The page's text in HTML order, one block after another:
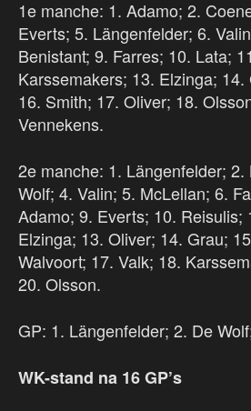
1e manche: 1. Adamo; 2.
Everts; 5. Längenfelder; 6.
Benistant; 9. Farres; 10. Lata;
Karssemakers; 13. Elzinga;
16. Smith; 17. Oliver; 18.
Vennekens.
2e manche: 1. Längenfelder; 2.
Wolf; 4. Valin; 5. McLellan; 6.
Adamo; 9. Everts; 10. Reisulis;
Elzinga; 13. Oliver; 14. Grau;
Walvoort; 17. Valk; 18.
20. Olsson.
GP: 1. Längenfelder; 2. De
WK-stand na 16 GP’s